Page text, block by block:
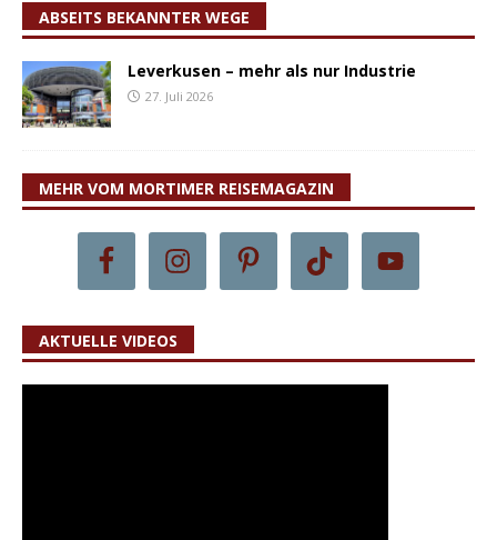
ABSEITS BEKANNTER WEGE
Leverkusen – mehr als nur Industrie
27. Juli 2026
MEHR VOM MORTIMER REISEMAGAZIN
AKTUELLE VIDEOS